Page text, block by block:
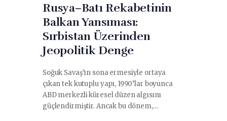
Rusya–Batı Rekabetinin
Balkan Yansıması:
Sırbistan Üzerinden
Jeopolitik Denge
Soğuk Savaş’ın sona ermesiyle ortaya
çıkan tek kutuplu yapı, 1990’lar boyunca
ABD merkezli küresel düzen algısını
güçlendirmiştir. Ancak bu dönem,…